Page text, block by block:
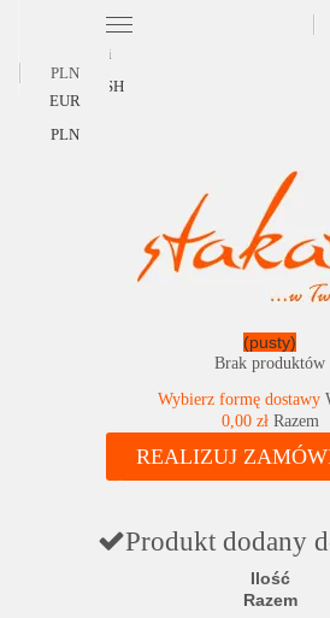
Polski
ENGLISH
PLN
EUR
PLN
(pusty)
Brak produktów
Wybierz formę dostawy
0,00 zł Razem
REALIZUJ
Produkt dodany
Ilość
Razem